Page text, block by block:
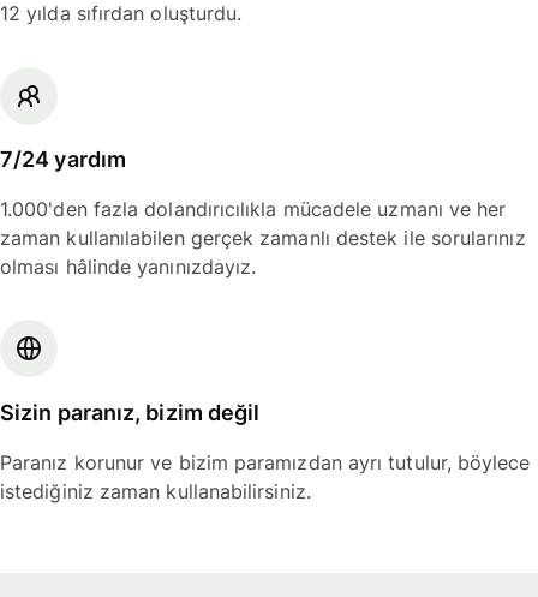
12 yılda sıfırdan oluşturdu.
7/24 yardım
1.000'den fazla dolandırıcılıkla mücadele uzmanı ve her
zaman kullanılabilen gerçek zamanlı destek ile sorularınız
olması hâlinde yanınızdayız.
Sizin paranız, bizim değil
Paranız korunur ve bizim paramızdan ayrı tutulur, böylece
istediğiniz zaman kullanabilirsiniz.